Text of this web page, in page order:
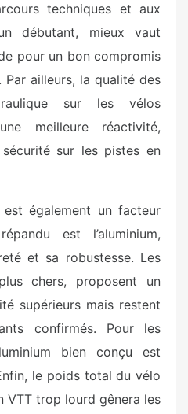
techniques et aux
débutant, mieux vaut
pour un bon compromis
ailleurs, la qualité des
sur les vélos
meilleure réactivité,
sur les pistes en
également un facteur
est l’aluminium,
et sa robustesse. Les
chers, proposent un
supérieurs mais restent
confirmés. Pour les
bien conçu est
le poids total du vélo
VTT trop lourd gênera les